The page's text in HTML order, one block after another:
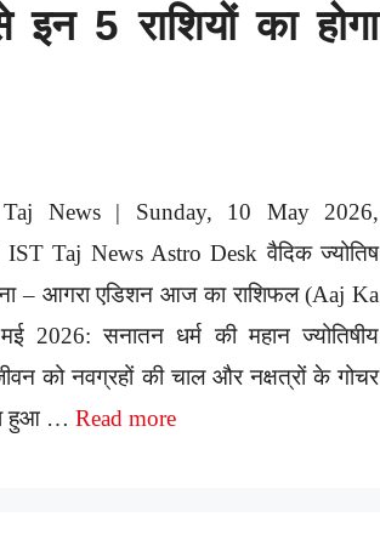
5 राशियों का होगा
News | Sunday, 10 May 2026,
Taj News Astro Desk वैदिक ज्योतिष
– आगरा एडिशन आज का राशिफल (Aaj Ka
2026: सनातन धर्म की महान ज्योतिषीय
को नवग्रहों की चाल और नक्षत्रों के गोचर
हुआ … Read more